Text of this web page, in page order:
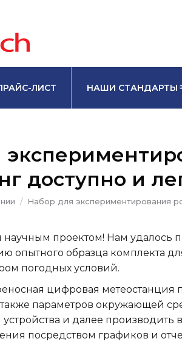
ЛИСТ НАШИ СТАНДАРТЫ
доступно и
Набор для экспериментирования
проектом! Нам удалось
опытного образца комплекта
погодных условий.
цифровая метеостанция
параметров окружающей
и далее
посредством графиков и